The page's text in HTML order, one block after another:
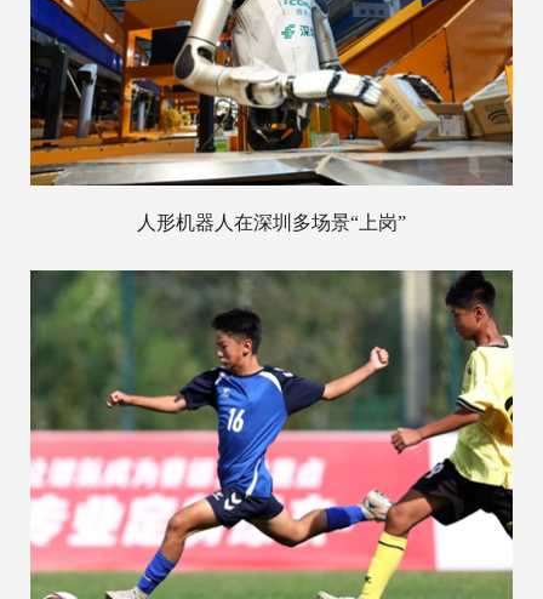
人形机器人在深圳多场景“上岗”